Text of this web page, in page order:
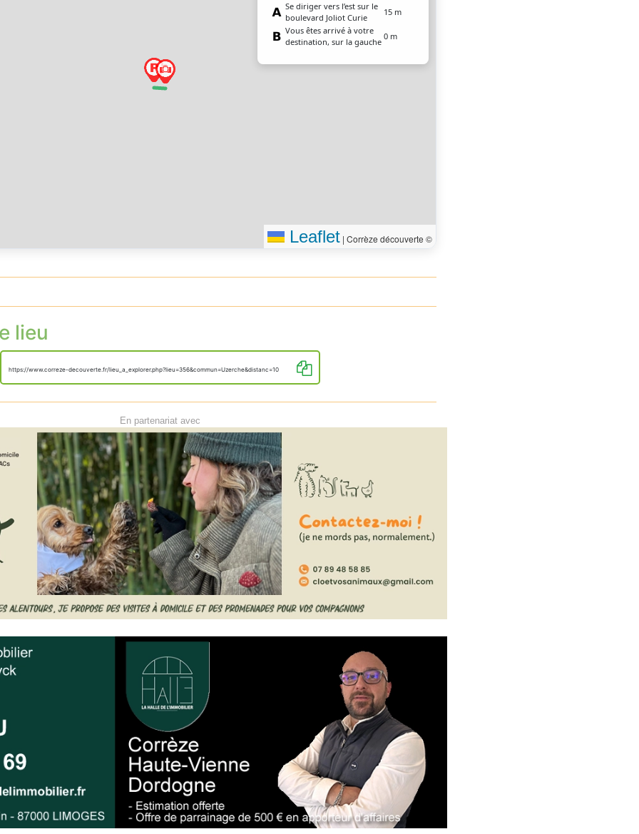
Se diriger vers l’est sur le
boulevard Joliot Curie
15 m
Vous êtes arrivé à votre
destination, sur la gauche
0 m
Leaflet | Corrèze découverte ©
lieu
https://www.correze-decouverte.fr/lieu_a_explorer.php?lieu=356&commun=Uzerche&distanc=10
En partenariat avec